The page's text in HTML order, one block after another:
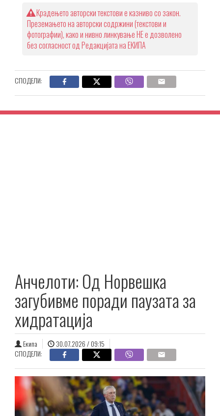
Крадењето авторски текстови е казниво со закон.
Преземањето на авторски содржини (текстови и
фотографии), како и нивно линкување НЕ е дозволено
без согласност од Редакцијата на ЕКИПА
СПОДЕЛИ:
Анчелоти: Од Норвешка
загубивме поради паузата за
хидратација
Екипа
30.07.2026 / 09:15
СПОДЕЛИ: